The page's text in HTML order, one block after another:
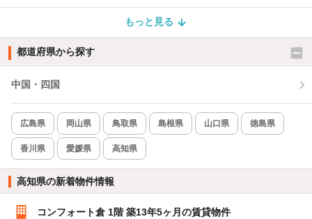
もっと見る
都道府県から探す
中国・四国
広島県 岡山県 鳥取県 島根県 山口県 徳島県
香川県 愛媛県 高知県
高知県の新着物件情報
コンフォート倉 1階 築13年5ヶ月の賃貸物件